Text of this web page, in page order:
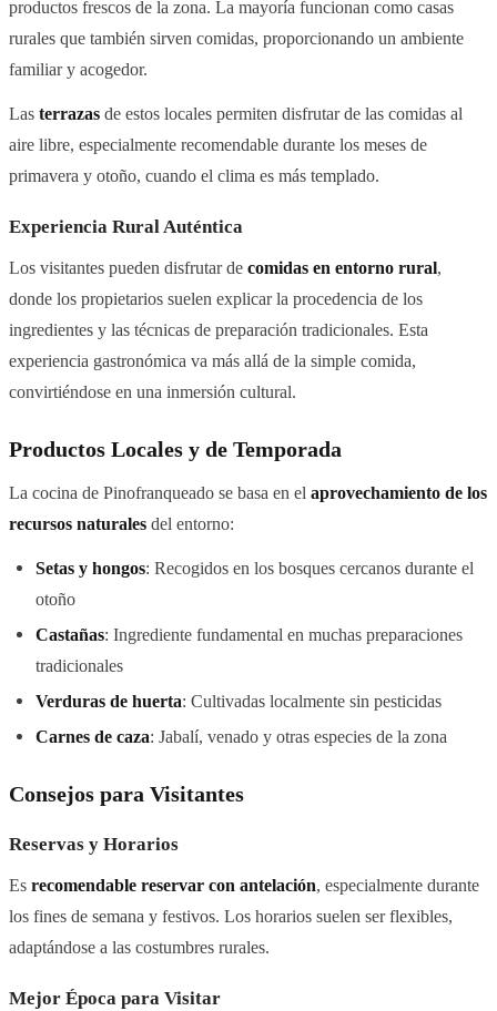
productos frescos de la zona. La mayoría funcionan como casas
rurales que también sirven comidas, proporcionando un ambiente
familiar y acogedor.
Las terrazas de estos locales permiten disfrutar de las comidas al
aire libre, especialmente recomendable durante los meses de
primavera y otoño, cuando el clima es más templado.
Experiencia Rural Auténtica
Los visitantes pueden disfrutar de comidas en entorno rural,
donde los propietarios suelen explicar la procedencia de los
ingredientes y las técnicas de preparación tradicionales. Esta
experiencia gastronómica va más allá de la simple comida,
convirtiéndose en una inmersión cultural.
Productos Locales y de Temporada
La cocina de Pinofranqueado se basa en el aprovechamiento de los
recursos naturales del entorno:
Setas y hongos: Recogidos en los bosques cercanos durante el
otoño
Castañas: Ingrediente fundamental en muchas preparaciones
tradicionales
Verduras de huerta: Cultivadas localmente sin pesticidas
Carnes de caza: Jabalí, venado y otras especies de la zona
Consejos para Visitantes
Reservas y Horarios
Es recomendable reservar con antelación, especialmente durante
los fines de semana y festivos. Los horarios suelen ser flexibles,
adaptándose a las costumbres rurales.
Mejor Época para Visitar